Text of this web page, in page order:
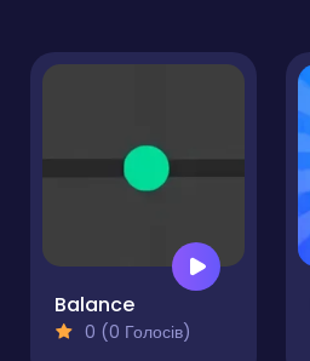
Balance
0 (0 Голосів)